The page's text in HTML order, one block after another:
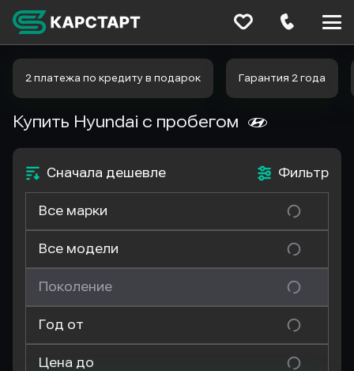
2 платежа по кредиту в подарок Гарантия 2 года
Купить Hyundai с пробегом
Фильтр
Сначала дешевле
Все марки
Все модели
Поколение
Год от
Цена до